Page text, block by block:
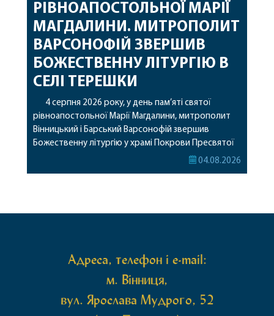
РІВНОАПОСТОЛЬНОЇ МАРІЇ
МАГДАЛИНИ. МИТРОПОЛИТ
ВАРСОНОФІЙ ЗВЕРШИВ
БОЖЕСТВЕННУ ЛІТУРГІЮ В
СЕЛІ ТЕРЕШКИ
4 серпня 2026 року, у день пам’яті святої
рівноапостольної Марії Магдалини, митрополит
Вінницький і Барський Варсонофій звершив
Божественну літургію у храмі Покрови Пресвятої
Богородиці села Терешки Барського благочиння.
04.08.2026
Адреса, телефон і e-mail:
м. Вінниця,
вул. Ярослава Мудрого, 52